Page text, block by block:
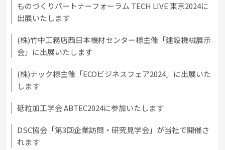
ものづくりパートナーフォーラム TECH LIVE 東京2024に
出展いたします
(株)竹中工務店西日本機材センター様主催「建設機械展示
会」に出展いたします
(株)ナック様主催「ECOビジネスフェア2024」に出展いた
します
砥粒加工学会 ABTEC2024に参加いたします
DSC協会「第3回企業訪問・研究見学会」が当社で開催さ
れます